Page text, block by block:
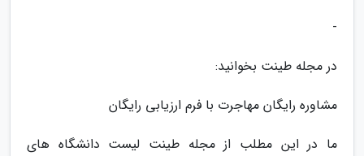
-
در مجله طینت بخوانید:
مشاوره رایگان مهاجرت با فرم ارزیابی رایگان
ما در این مطلب از مجله طینت لیست دانشگاه های